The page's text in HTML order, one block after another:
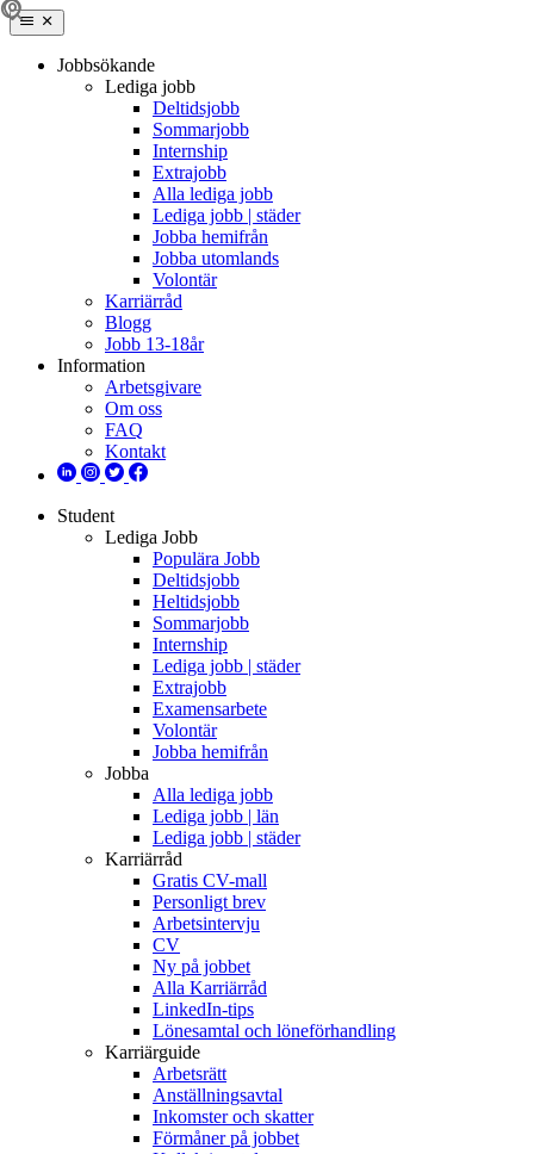
Jobbsökande
Lediga jobb
Deltidsjobb
Sommarjobb
Internship
Extrajobb
Alla lediga jobb
Lediga jobb | städer
Jobba hemifrån
Jobba utomlands
Volontär
Karriärråd
Blogg
Jobb 13-18år
Information
Arbetsgivare
Om oss
FAQ
Kontakt
Student
Lediga Jobb
Populära Jobb
Deltidsjobb
Heltidsjobb
Sommarjobb
Internship
Lediga jobb | städer
Extrajobb
Examensarbete
Volontär
Jobba hemifrån
Jobba
Alla lediga jobb
Lediga jobb | län
Lediga jobb | städer
Karriärråd
Gratis CV-mall
Personligt brev
Arbetsintervju
CV
Ny på jobbet
Alla Karriärråd
LinkedIn-tips
Lönesamtal och löneförhandling
Karriärguide
Arbetsrätt
Anställningsavtal
Inkomster och skatter
Förmåner på jobbet